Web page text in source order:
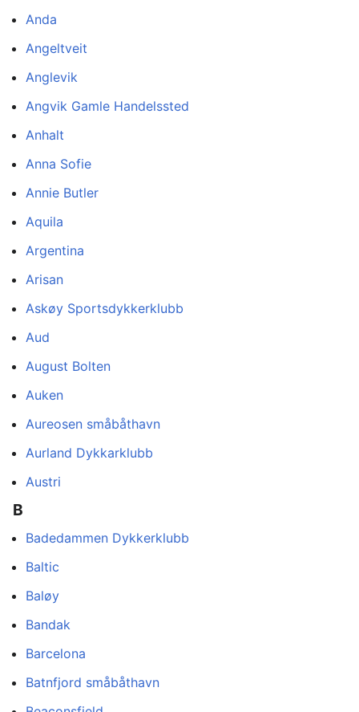
Anda
Angeltveit
Anglevik
Angvik Gamle Handelssted
Anhalt
Anna Sofie
Annie Butler
Aquila
Argentina
Arisan
Askøy Sportsdykkerklubb
Aud
August Bolten
Auken
Aureosen småbåthavn
Aurland Dykkarklubb
Austri
B
Badedammen Dykkerklubb
Baltic
Baløy
Bandak
Barcelona
Batnfjord småbåthavn